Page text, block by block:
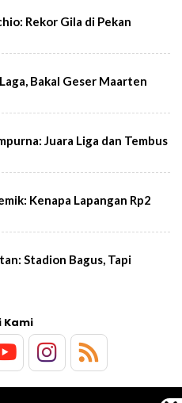
Rekor Gila di Pekan
Bakal Geser Maarten
Juara Liga dan Tembus
Kenapa Lapangan Rp2
Stadion Bagus, Tapi
Kami